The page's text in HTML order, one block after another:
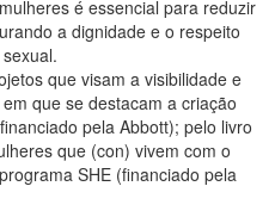
é essencial para reduzir
a dignidade e o respeito
que visam a visibilidade e
que se destacam a criação
pela Abbott); pelo livro
que (con) vivem com o
SHE (financiado pela